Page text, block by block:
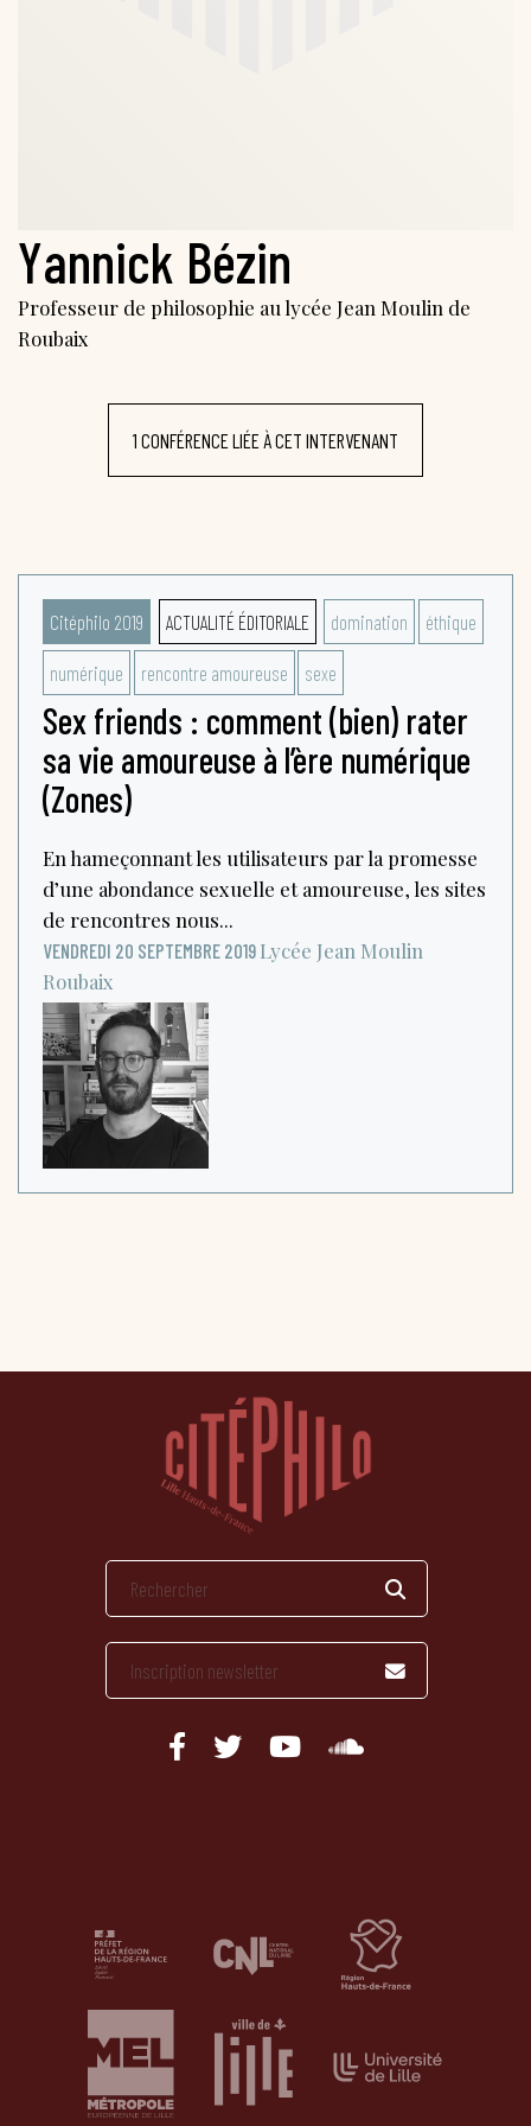
Yannick Bézin
Professeur de philosophie au lycée Jean Moulin de
Roubaix
1 CONFÉRENCE LIÉE À CET INTERVENANT
Citéphilo 2019 ACTUALITÉ ÉDITORIALE domination éthique
numérique rencontre amoureuse sexe
Sex friends : comment (bien) rater
sa vie amoureuse à l’ère numérique
(Zones)
En hameçonnant les utilisateurs par la promesse
d’une abondance sexuelle et amoureuse, les sites
de rencontres nous...
VENDREDI 20 SEPTEMBRE 2019 Lycée Jean Moulin
Roubaix